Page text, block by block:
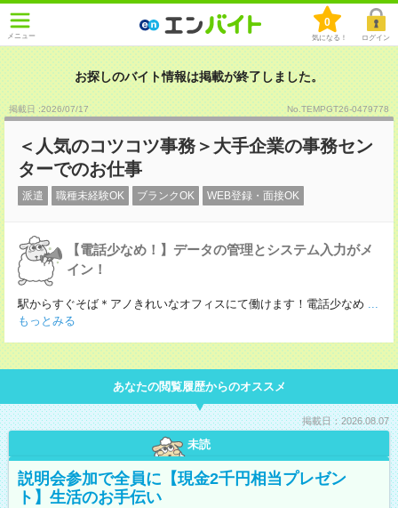
メニュー
0
気になる！ ログイン
お探しのバイト情報は掲載が終了しました。
掲載日 :2026/07/17 No.TEMPGT26-0479778
＜人気のコツコツ事務＞大手企業の事務セン
ターでのお仕事
派遣 職種未経験OK ブランクOK WEB登録・面接OK
【電話少なめ！】データの管理とシステム入力がメ
イン！
駅からすぐそば＊アノきれいなオフィスにて働けます！電話少なめ ...
もっとみる
あなたの閲覧履歴からのオススメ
掲載日：2026.08.07
未読
説明会参加で全員に【現金2千円相当プレゼン
ト】生活のお手伝い